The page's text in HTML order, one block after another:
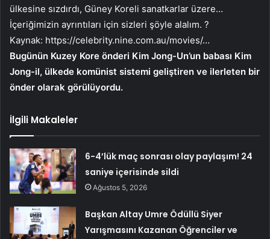
ülkesine sızdırdı, Güney Koreli sanatkarlar üzere…
İçeriğimizin ayrıntıları için sizleri şöyle alalım. ?
Kaynak: https://celebrity.nine.com.au/movies/…
Bugünün Kuzey Kore önderi Kim Jong-Un’un babası Kim
Jong-il, ülkede komünist sistemi geliştiren ve ilerleten bir
önder olarak görülüyordu.
İlgili Makaleler
6-4’lük maç sonrası olay paylaşım! 24
saniye içerisinde sildi
Ağustos 5, 2026
Başkan Altay Umre Ödüllü Siyer
Yarışmasını Kazanan Öğrenciler ve